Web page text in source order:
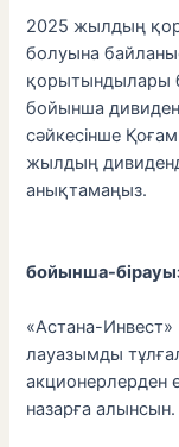
2025 жылдың
болуына
қорытындылары
бойынша
сәйкесінше
жылдың
бойынша-
«Астана-
лауазымды
акционерлерден
назарға алынсын.